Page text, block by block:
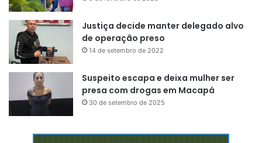
Justiça decide manter delegado alvo
de operação preso
14 de setembro de 2022
Suspeito escapa e deixa mulher ser
presa com drogas em Macapá
30 de setembro de 2025